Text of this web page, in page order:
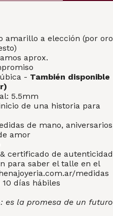
amarillo a elección (por oro
aprox.
- También disponible
5.5mm
de una historia para
de mano, aniversarios
amor
certificado de autenticidad
para saber el talle en el
medidas
días hábiles
es la promesa de un futuro